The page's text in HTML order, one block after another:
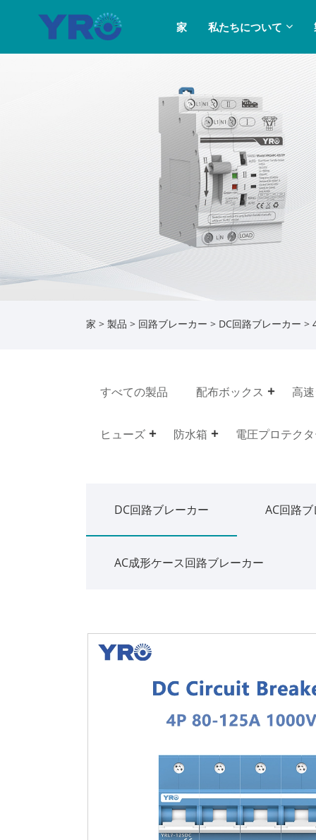
家 私たちについて
家 > 製品 > 回路ブレーカー > DC回路ブレーカー >
すべての製品 配布ボックス 高
ヒューズ 防水箱 電圧プロテク
DC回路ブレーカー AC回路
AC成形ケース回路ブレーカー